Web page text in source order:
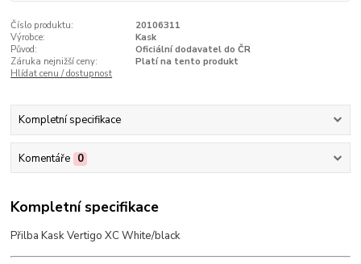
Číslo produktu:
20106311
Výrobce:
Kask
Původ:
Oficiální dodavatel do ČR
Záruka nejnižší ceny:
Platí na tento produkt
Hlídat cenu / dostupnost
Kompletní specifikace
Komentáře 0
Kompletní specifikace
Přilba Kask Vertigo XC White/black